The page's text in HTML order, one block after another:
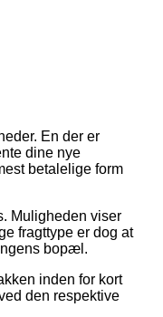
En der er
dine nye
betalelige form
Muligheden viser
fragttype er dog at
bopæl.
inden for kort
den respektive